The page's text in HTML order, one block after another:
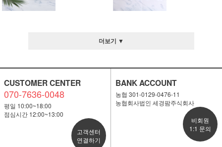
더보기 ▼
CUSTOMER CENTER
070-7636-0048
평일 10:00~18:00
점심시간 12:00~13:00
고객센터
연결하기
BANK ACCOUNT
농협 301-0129-0476-11
농협회사법인 세경팜주식회사
비회원
1:1 문의